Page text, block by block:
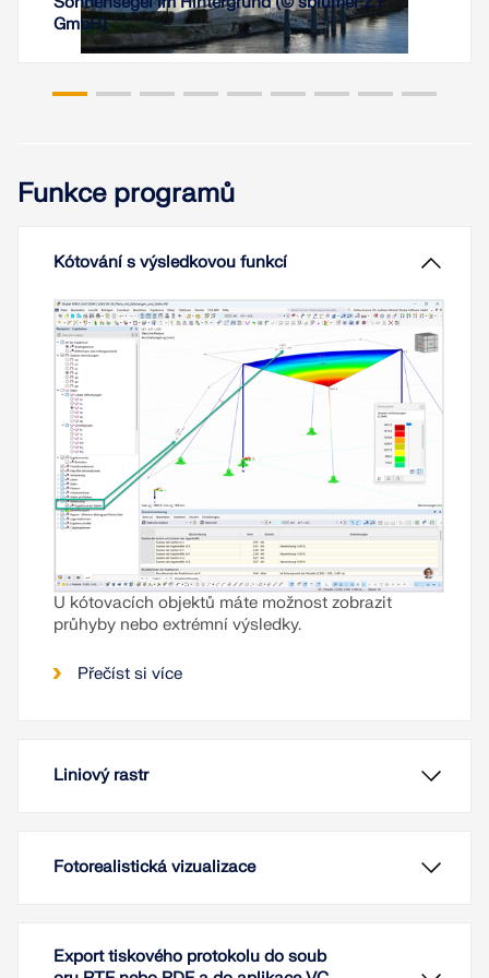
také, jak tento vliv snížit.
Stabilita konstrukce není nový jev, pokud jde o
Podrobné požadavky na stabilitu lze řešit buď
pomocí zjednodušené metody analýzy stability v
pomocí metody Stability Effects in Elastic Analysis
uvedené v příloze O.
Přečíst si více
GmbH)
Funkce programů
Kótování s výsledkovou funkcí
U kótovacích objektů máte možnost zobrazit
průhyby nebo extrémní výsledky.
Přečíst si více
Liniový rastr
Fotorealistická vizualizace
Export tiskového protokolu do soub